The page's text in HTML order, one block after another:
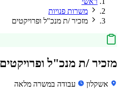
משרות פנויות
מזכיר /ת מנכ"ל ופרויקטים
מזכיר /ת מנכ"ל ופרויקטים
אשקלון עבודה במשרה מלאה